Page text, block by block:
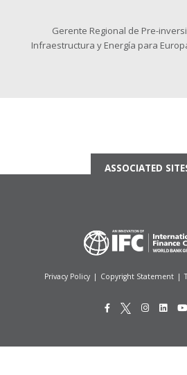
Gerente Regional de Pre-
Infraestructura y Energía para
ASSOCIATED
Privacy Policy | Copyright Statement |